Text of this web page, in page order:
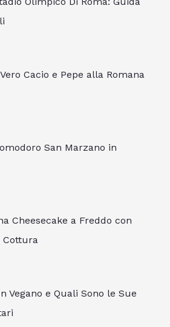
Cacio e Pepe alla Romana
San Marzano in
Cheesecake a Freddo con
Cottura
Vegano e Quali Sono le Sue